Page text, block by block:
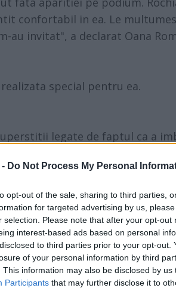
- Do Not Process My Personal
opt-out of the sale, sharing to third parties,
for targeted advertising by us,
selection. Please note that after your opt-out
interest-based ads based on personal
to third parties prior to your opt-out.
of your personal information by third
This information may also be disclosed by
Participants that may further disclose it to
confortabil in ea. Le
invitat", a declarat Oana
special pentru ea.
legate de faptul ca a
Oana a spus: „Nu, nu m-
genul acesta si, in general, nu
a Oanei Roman? Ii sta bine